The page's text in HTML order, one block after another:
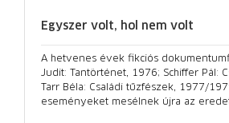
Egyszer volt, hol nem volt
A hetvenes évek fikciós
Judit: Tantörténet, 1976; Schiffer Pál:
Tarr Béla: Családi tűzfészek, 1977/
eseményeket mesélnek újra az